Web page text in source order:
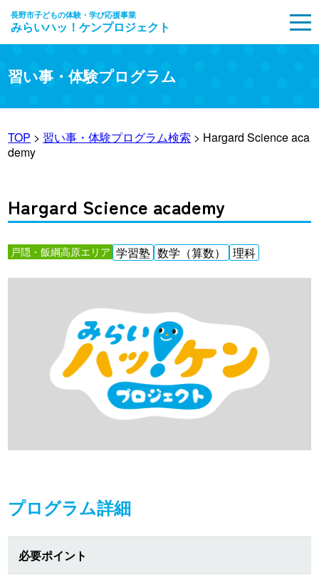
長野市子どもの体験・学び応援事業
みらいハッ！ケンプロジェクト
習い事・体験プログラム
TOP > 習い事・体験プログラム検索 > Hargard Science aca
demy
Hargard Science academy
戸隠・飯綱高原エリア 学習塾 数学（算数） 理科
プログラム詳細
必要ポイント